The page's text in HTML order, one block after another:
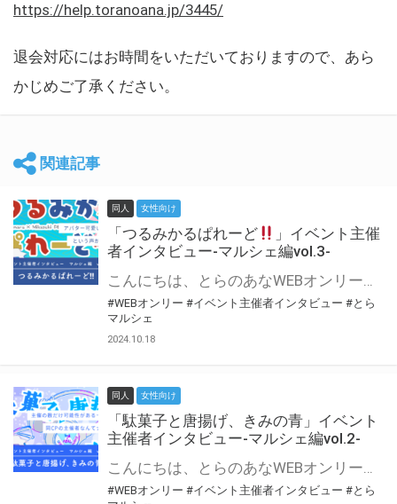
https://help.toranoana.jp/3445/
退会対応にはお時間をいただいておりますので、あら
かじめご了承ください。
関連記事
同人 女性向け
「つるみかるぱれーど
」イベント主催
者インタビュー-マルシェ編vol.3-
こんにちは、とらのあなWEBオンリー運営スタッフです。 新たにお届けする、イベント主催者インタビュー-マルシェ編-は、 とらのあなWEBオンリー「マルシェ」をご利用した主催様に 「マルシェ」を使って開催した感想や心がけをお聞きする企画です。 今回は、WEBオンリー初開催「つるみかるぱれーど
#WEBオンリー #イベント主催者インタビュー #とら
マルシェ
2024.10.18
同人 女性向け
「駄菓子と唐揚げ、きみの青」イベント
主催者インタビュー-マルシェ編vol.2-
こんにちは、とらのあなWEBオンリー運営スタッフです。 新たにお届けする、イベント主催者インタビュー-マルシェ編-は、 とらのあなWEBオンリー「マルシェ」をご利用の主催様に 「マルシェ」を使ってイベントを開催した感想や心がけをお聞きする企画です。 今回は、WEBオンリー初開催「駄菓子と唐揚げ、きみの青」より、 主催のぎこ六屋様にお話を伺いました。 協力：ぎこ六屋様／イベント公式Twitter（@krkgwks） とらのあなWEBオンリー「マルシェ」とは？ WEBオンリーでリアルタイムでコミュニケーションがとれるオンライン会場です。
#WEBオンリー #イベント主催者インタビュー #とら